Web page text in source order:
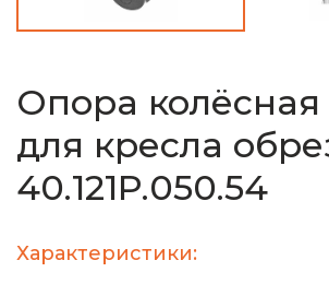
Опора колёсная
для кресла
40.121Р.050.54
Характеристики: